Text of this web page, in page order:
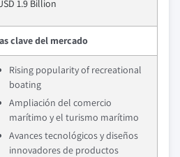
1.9 Billion
clave del mercado
Rising popularity of recreational
boating
Ampliación del comercio
marítimo y el turismo marítimo
Avances tecnológicos y diseños
innovadores de productos